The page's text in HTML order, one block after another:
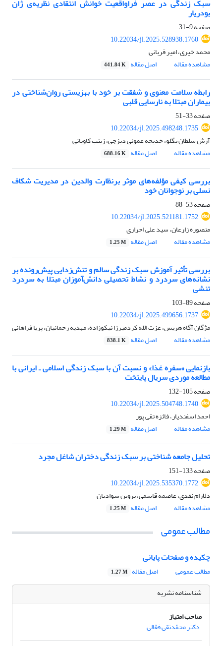
سبک زندگی در عصر فراواقعیت خوانش انتقادی نظریه‌ی ژان
بودریار
صفحه9-31
10.22034/jl.2025.528938.1760
محمد خیری، امیر قربانی
مشاهده مقاله
اصل مقاله 441.84 K
رابطه سلامت معنوی و شفقت بر خود با بهزیستی روان‌شناختی در
بیماران مبتلا به نارسایی قلبی
صفحه33-51
10.22034/jl.2025.498248.1735
آرش سلطان بگلو، خدیجه عموئی دیزجی، زینب کاویانی
مشاهده مقاله
اصل مقاله 688.16 K
بررسی کیفی مؤلفه‌های موثر برنظارت والدین در مدیریت شکاف
نسلی بر نوجوانان خود
صفحه53-88
10.22034/jl.2025.521181.1752
منصوره زارعان، سید علی احراری
مشاهده مقاله
اصل مقاله 1.25 M
بررسی تأثیر آموزش سبک زندگی سالم و تنش‌زدایی پیش‌رونده بر
نشانه‌های سردرد و نشاط تحصیلی دانش‌آموزان مبتلا به سردرد
تنشی
صفحه89-103
10.22034/jl.2025.499656.1737
مژگان آگاه هریس، عزت الله کردمیرزا نیکوزاده، مهدیه رحمانیان، پریا فراهانی
مشاهده مقاله
اصل مقاله 838.1 K
بازنمایی «سفره غذا» و نسبت آن با سبک زندگی اسلامی ـ ایرانی با
مطالعه موردی سریال پایتخت
صفحه105-132
10.22034/jl.2025.504748.1740
احمد اسفندیار، فائزه تقی پور
مشاهده مقاله
اصل مقاله 1.29 M
تحلیل جامعه شناختی بر سبک زندگی دختران شاغل مجرد
صفحه133-151
10.22034/jl.2025.535370.1772
دلارام نقدی، عاصمه قاسمی، پروین سوادیان
مشاهده مقاله
اصل مقاله 1.25 M
مطالب عمومی
چکیده و صفحات پایانی
مطالب عمومی اصل مقاله 1.27 M
شناسنامه نشریه
صاحب امتیاز
دکتر محمّدتقی فعّالی